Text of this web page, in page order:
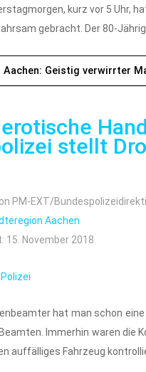
kurz vor 5 Uhr,
gebracht. Der 80-
Aachen: Geistig verwirrter
stellt
PM-EXT/
Aachen
November 2018
hat man schon
Immerhin waren die
auffälliges Fahrzeug